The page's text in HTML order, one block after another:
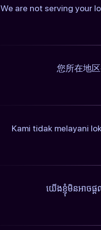
We are not serving your
您所在地
Kami tidak melayani
យើងខ្ញុំមិនអាច